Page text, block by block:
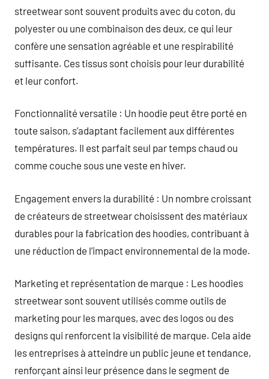
streetwear sont souvent produits avec du coton, du
polyester ou une combinaison des deux, ce qui leur
confère une sensation agréable et une respirabilité
suffisante. Ces tissus sont choisis pour leur durabilité
et leur confort.
Fonctionnalité versatile : Un hoodie peut être porté en
toute saison, s’adaptant facilement aux différentes
températures. Il est parfait seul par temps chaud ou
comme couche sous une veste en hiver.
Engagement envers la durabilité : Un nombre croissant
de créateurs de streetwear choisissent des matériaux
durables pour la fabrication des hoodies, contribuant à
une réduction de l’impact environnemental de la mode.
Marketing et représentation de marque : Les hoodies
streetwear sont souvent utilisés comme outils de
marketing pour les marques, avec des logos ou des
designs qui renforcent la visibilité de marque. Cela aide
les entreprises à atteindre un public jeune et tendance,
renforçant ainsi leur présence dans le segment de